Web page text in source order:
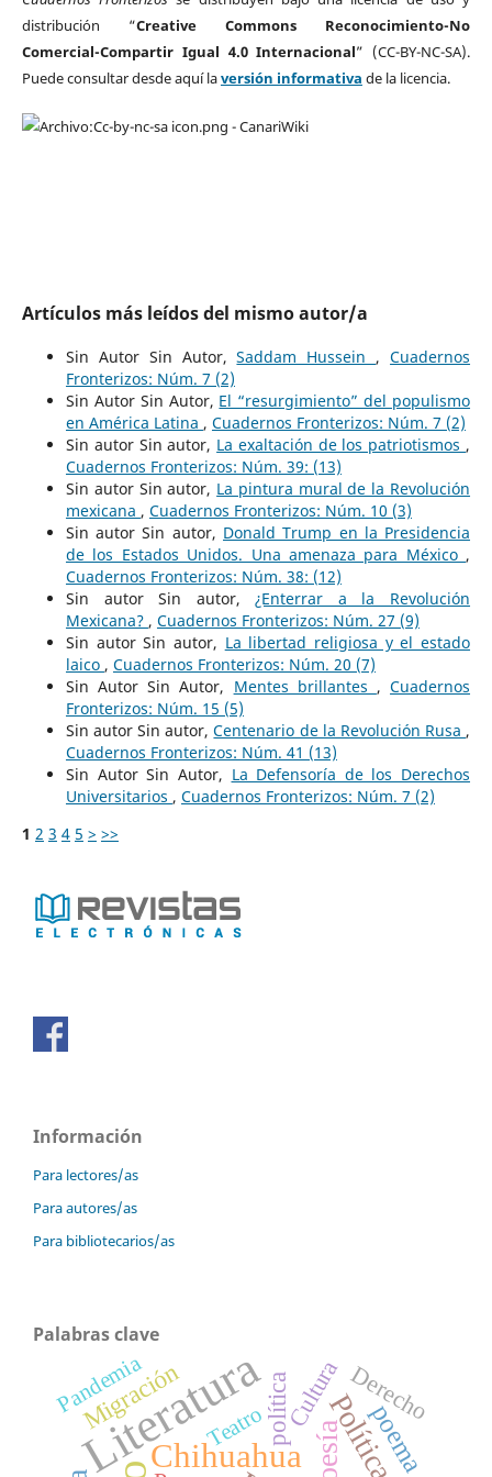
distribución “Creative Commons Reconocimiento-No
Comercial-Compartir Igual 4.0 Internacional” (CC-BY-NC-SA).
Puede consultar desde aquí laversión informativa de la licencia.
Artículos más leídos del mismo autor/a
Sin Autor Sin Autor,Saddam Hussein ,Cuadernos
Fronterizos: Núm. 7 (2)
Sin Autor Sin Autor, El “resurgimiento” del populismo
en América Latina , Cuadernos Fronterizos: Núm. 7 (2)
Sin autor Sin autor, La exaltación de los patriotismos ,
Cuadernos Fronterizos: Núm. 39: (13)
Sin autor Sin autor, La pintura mural de la Revolución
mexicana , Cuadernos Fronterizos: Núm. 10 (3)
Sin autor Sin autor, Donald Trump en la Presidencia
de los Estados Unidos. Una amenaza para México ,
Cuadernos Fronterizos: Núm. 38: (12)
Sin autor Sin autor,¿Enterrar a la Revolución
Mexicana? , Cuadernos Fronterizos: Núm. 27 (9)
Sin autor Sin autor, La libertad religiosa y el estado
laico , Cuadernos Fronterizos: Núm. 20 (7)
Sin Autor Sin Autor, Mentes brillantes ,Cuadernos
Fronterizos: Núm. 15 (5)
Sin autor Sin autor,Centenario de la Revolución Rusa ,
Cuadernos Fronterizos: Núm. 41 (13)
Sin Autor Sin Autor, La Defensoría de los Derechos
Universitarios , Cuadernos Fronterizos: Núm. 7 (2)
1 2 3 4 5 > >>
Información
Para lectores/as
Para autores/as
Para bibliotecarios/as
Palabras clave
Literatura
Chihuahua Poesía
Política
poema
política
Migración CulturaDerecho
Teatro
Pandemia